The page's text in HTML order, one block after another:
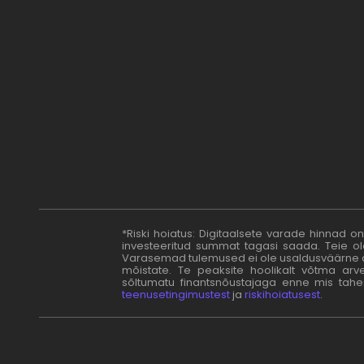
*Riski hoiatus: Digitaalsete varade hinnad
investeeritud summat tagasi saada. Teie
Varasemad tulemused ei ole usaldusväärne
mõistate. Te peaksite hoolikalt võtma
sõltumatu finantsnõustajaga enne mis
teenusetingimustest jariskihoiatusest.